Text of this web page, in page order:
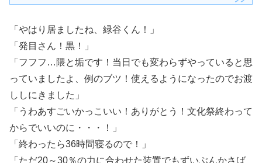
「やはり居ましたね、緑谷くん！」
「発目さん！黒！」
「フフフ…隈と垢です！当日でも変わらずやっていると思
っていましたよ、例のブツ！使えるようになったのでお渡
ししにきました」
「うわあすごいかっこいい！ありがとう！文化祭終わって
からでいいのに・・・！」
「終わったら36時間寝るので！」
「ただ20～30％の力に合わせた装置でもずいぶんかさば